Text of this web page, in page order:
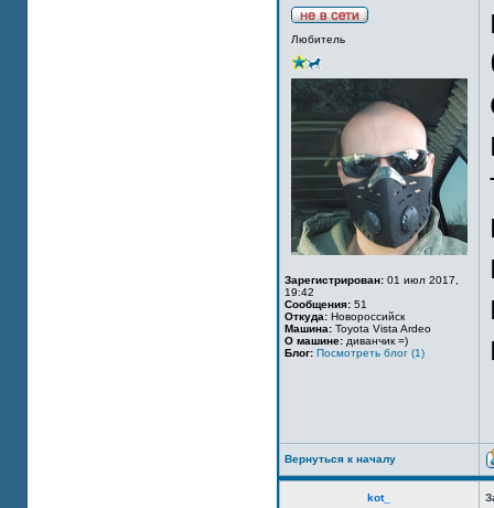
Любитель
Зарегистрирован: 01 июл 2017,
19:42
Сообщения: 51
Откуда: Новороссийск
Машина: Toyota Vista Ardeo
О машине: диванчик =)
Блог: Посмотреть блог (1)
Вернуться к началу
kot_